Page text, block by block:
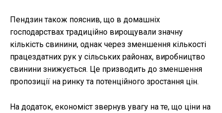
Пендзин також пояснив, що в домашніх
господарствах традиційно вирощували значну
кількість свинини, однак через зменшення кількості
працездатних рук у сільських районах, виробництво
свинини знижується. Це призводить до зменшення
пропозиції на ринку та потенційного зростання цін.
На додаток, економіст звернув увагу на те, що ціни на